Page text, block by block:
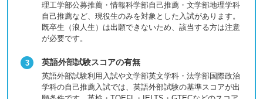
理工学部公募推薦・情報科学部自己推薦・文学部地理学科
自己推薦など、現役生のみを対象とした入試があります。
既卒生（浪人生）は出願できないため、該当する方は注意
が必要です。
英語外部試験スコアの有無
英語外部試験利用入試や文学部英文学科・法学部国際政治
学科の自己推薦入試では、英語外部試験の基準スコアが出